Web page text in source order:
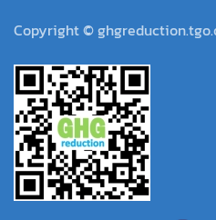
Copyright ©